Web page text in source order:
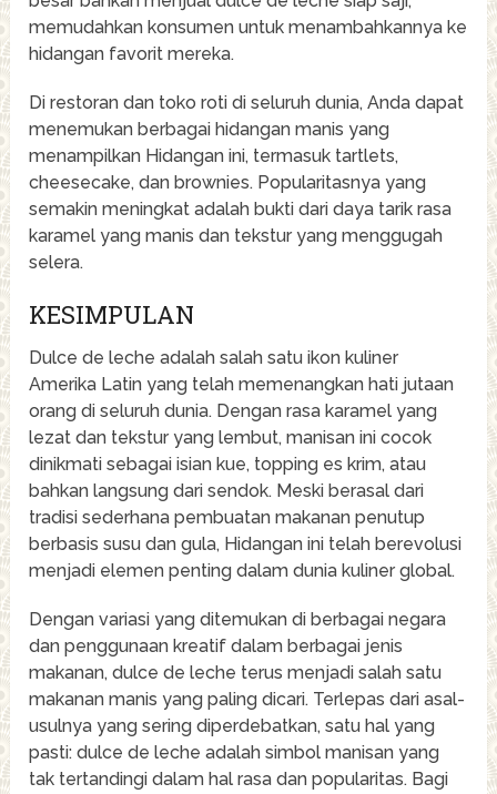
memudahkan konsumen untuk menambahkannya ke
hidangan favorit mereka.
Di restoran dan toko roti di seluruh dunia, Anda dapat
menemukan berbagai hidangan manis yang
menampilkan Hidangan ini, termasuk tartlets,
cheesecake, dan brownies. Popularitasnya yang
semakin meningkat adalah bukti dari daya tarik rasa
karamel yang manis dan tekstur yang menggugah
selera.
KESIMPULAN
Dulce de leche adalah salah satu ikon kuliner
Amerika Latin yang telah memenangkan hati jutaan
orang di seluruh dunia. Dengan rasa karamel yang
lezat dan tekstur yang lembut, manisan ini cocok
dinikmati sebagai isian kue, topping es krim, atau
bahkan langsung dari sendok. Meski berasal dari
tradisi sederhana pembuatan makanan penutup
berbasis susu dan gula, Hidangan ini telah berevolusi
menjadi elemen penting dalam dunia kuliner global.
Dengan variasi yang ditemukan di berbagai negara
dan penggunaan kreatif dalam berbagai jenis
makanan, dulce de leche terus menjadi salah satu
makanan manis yang paling dicari. Terlepas dari asal-
usulnya yang sering diperdebatkan, satu hal yang
pasti: dulce de leche adalah simbol manisan yang
tak tertandingi dalam hal rasa dan popularitas. Bagi